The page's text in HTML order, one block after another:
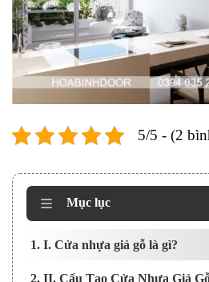
5/5 - (2
Mục lục
1. I. Cửa nhựa giả gỗ là gì?
2. II. Cấu Tạo Cửa Nhựa Giả